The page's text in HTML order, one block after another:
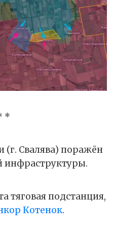
*
(г. Свалява) поражён
инфраструктуры.
тяговая подстанция,
Котенок.